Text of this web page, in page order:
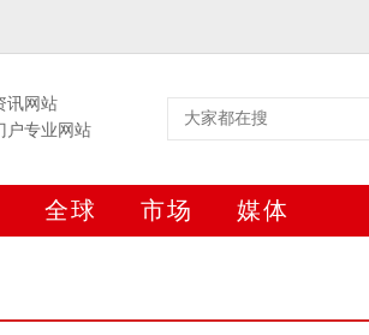
讯网站
户专业网站
全球 市场 媒体